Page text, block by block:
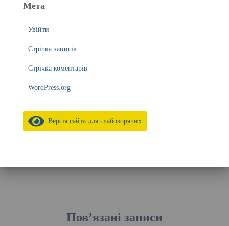
Мета
Увійти
Стрічка записів
Стрічка коментарів
WordPress.org
Версія сайта для слабозорячих
Пов’язані записи